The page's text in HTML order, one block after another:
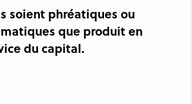
soient phréatiques ou
que produit en
du capital.